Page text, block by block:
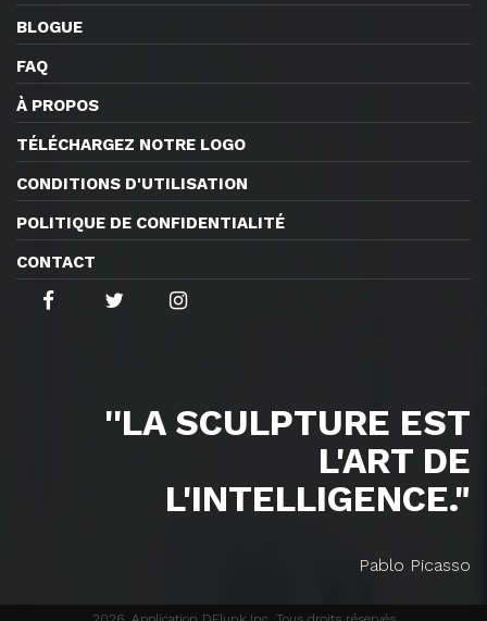
BLOGUE
FAQ
À PROPOS
TÉLÉCHARGEZ NOTRE LOGO
CONDITIONS D'UTILISATION
POLITIQUE DE CONFIDENTIALITÉ
CONTACT
''LA SCULPTURE EST
L'ART DE
L'INTELLIGENCE."
Pablo Picasso